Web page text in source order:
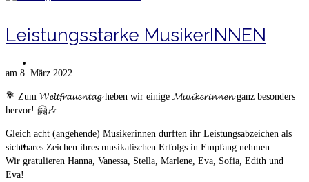
Sponsoren
Leistungsstarke MusikerINNEN
am 8. März 2022
💐 Zum 𝓦𝓮𝓵𝓽𝓯𝓻𝓪𝓾𝓮𝓷𝓽𝓪𝓰 heben wir einige 𝓜𝓾𝓼𝓲𝓴𝓮𝓻𝓲𝓷𝓷𝓮𝓷 ganz besonders
hervor! 🤗🎶
Gleich acht (angehende) Musikerinnen durften ihr Leistungsabzeichen als
sichtbares Zeichen ihres musikalischen Erfolgs in Empfang nehmen.
Wir gratulieren Hanna, Vanessa, Stella, Marlene, Eva, Sofia, Edith und
Eva!